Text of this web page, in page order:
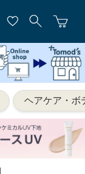
ヘアケア・ボ